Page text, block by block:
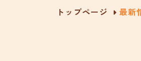
トップページ 最新